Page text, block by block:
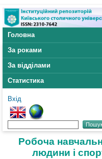
Головна
За роками
За відділами
Статистика
Вхід
Робоча
людини і